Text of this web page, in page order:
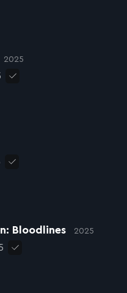
2025
Bloodlines 2025